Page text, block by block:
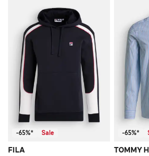
-65%* Sale
FILA
-65%*
TOMMY